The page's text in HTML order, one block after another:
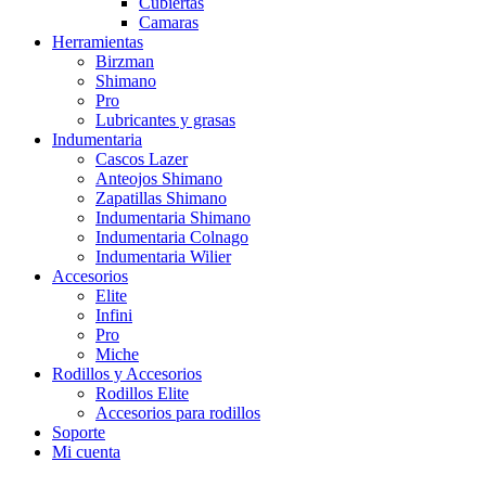
Camaras
Herramientas
Birzman
Shimano
Pro
Lubricantes y grasas
Indumentaria
Cascos Lazer
Anteojos Shimano
Zapatillas Shimano
Indumentaria Shimano
Indumentaria Colnago
Indumentaria Wilier
Accesorios
Elite
Infini
Pro
Miche
Rodillos y Accesorios
Rodillos Elite
Accesorios para rodillos
Soporte
Mi cuenta